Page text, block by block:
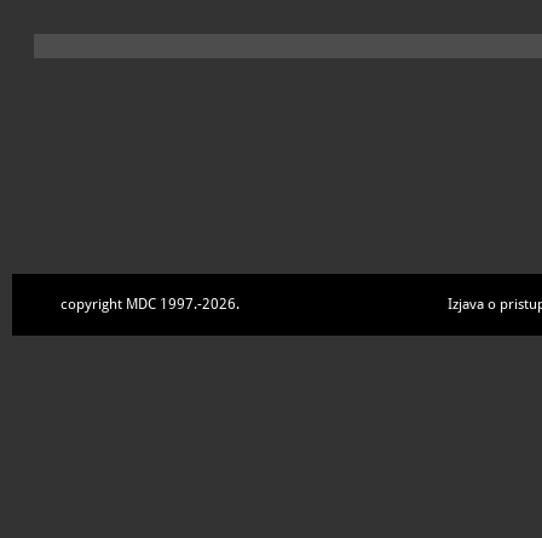
copyright MDC 1997.-2026. Izjava o